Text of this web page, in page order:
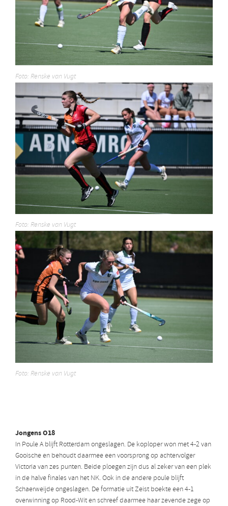
Foto: Renske van Vugt
Foto: Renske van Vugt
Foto: Renske van Vugt
Jongens O18
In Poule A blijft Rotterdam ongeslagen. De koploper won met 4-2 van
Gooische en behoudt daarmee een voorsprong op achtervolger
Victoria van zes punten. Beide ploegen zijn dus al zeker van een plek
in de halve finales van het NK. Ook in de andere poule blijft
Schaerweijde ongeslagen. De formatie uit Zeist boekte een 4-1
overwinning op Rood-Wit en schreef daarmee haar zevende zege op